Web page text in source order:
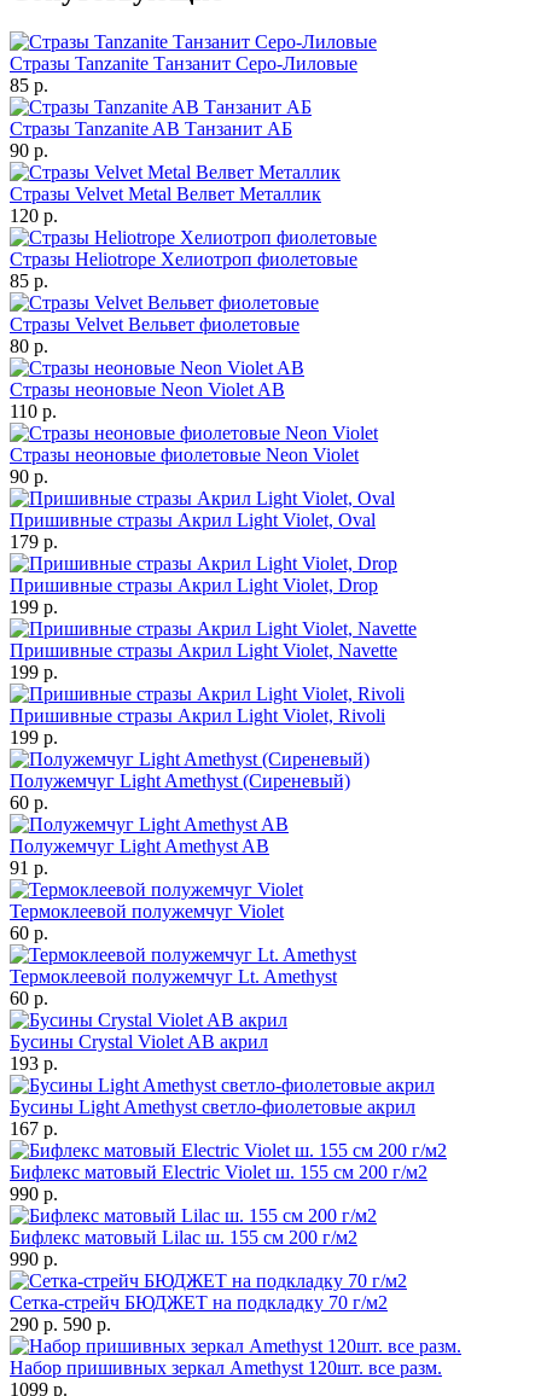
Стразы Tanzanite Танзанит Серо-Лиловые
85 р.
Стразы Tanzanite AB Танзанит АБ
90 р.
Стразы Velvet Metal Велвет Металлик
120 р.
Стразы Heliotrope Хелиотроп фиолетовые
85 р.
Стразы Velvet Вельвет фиолетовые
80 р.
Стразы неоновые Neon Violet AB
110 р.
Стразы неоновые фиолетовые Neon Violet
90 р.
Пришивные стразы Акрил Light Violet, Oval
179 р.
Пришивные стразы Акрил Light Violet, Drop
199 р.
Пришивные стразы Акрил Light Violet, Navette
199 р.
Пришивные стразы Акрил Light Violet, Rivoli
199 р.
Полужемчуг Light Amethyst (Сиреневый)
60 р.
Полужемчуг Light Amethyst AB
91 р.
Термоклеевой полужемчуг Violet
60 р.
Термоклеевой полужемчуг Lt. Amethyst
60 р.
Бусины Crystal Violet AB акрил
193 р.
Бусины Light Amethyst светло-фиолетовые акрил
167 р.
Бифлекс матовый Electric Violet ш. 155 см 200 г/м2
990 р.
Бифлекс матовый Lilac ш. 155 см 200 г/м2
990 р.
Сетка-стрейч БЮДЖЕТ на подкладку 70 г/м2
290 р. 590 р.
Набор пришивных зеркал Amethyst 120шт. все разм.
1099 р.